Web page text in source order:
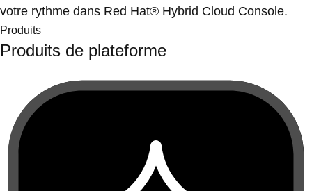
votre rythme dans Red Hat® Hybrid Cloud Console.
Produits
Produits de plateforme